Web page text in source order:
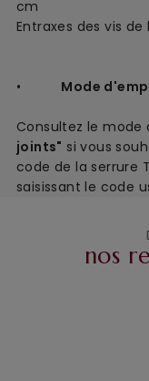
cm
Entraxes des vis
• Mode
Consultez le mode
joints" si vous
code de la serrure
saisissant le code
nos